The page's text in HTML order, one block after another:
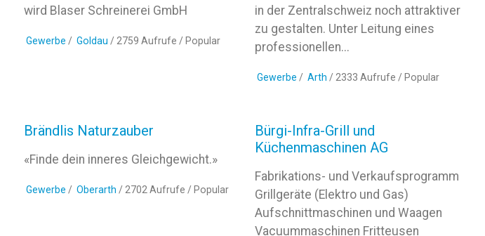
wird Blaser Schreinerei GmbH
Gewerbe / Goldau / 2759 Aufrufe / Popular
in der Zentralschweiz noch attraktiver
zu gestalten. Unter Leitung eines
professionellen...
Gewerbe / Arth / 2333 Aufrufe / Popular
Brändlis Naturzauber
«Finde dein inneres Gleichgewicht.»
Gewerbe / Oberarth / 2702 Aufrufe / Popular
Bürgi-Infra-Grill und
Küchenmaschinen AG
Fabrikations- und Verkaufsprogramm
Grillgeräte (Elektro und Gas)
Aufschnittmaschinen und Waagen
Vacuummaschinen Fritteusen